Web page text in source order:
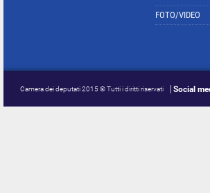
FOTO/VIDEO
Camera dei deputati 2015 © Tutti i diritti riservati Social